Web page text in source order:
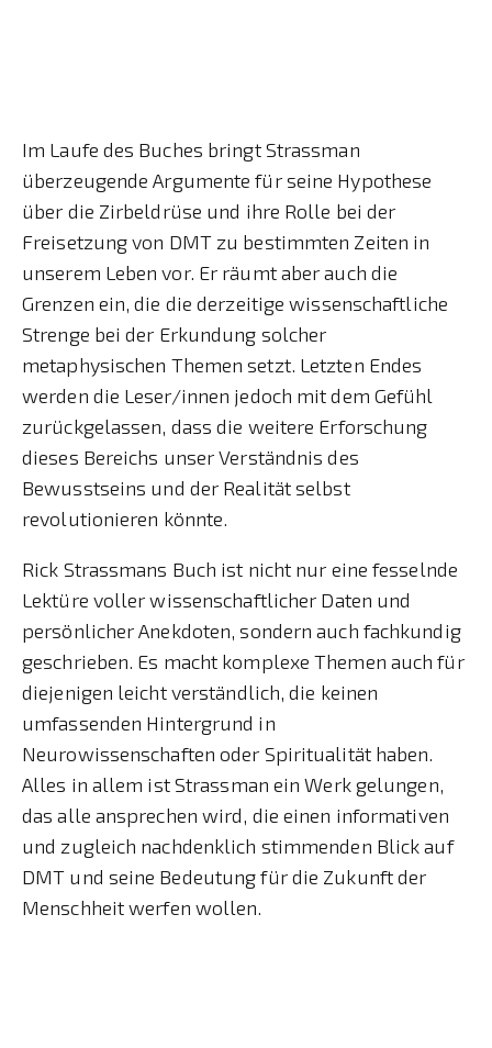
Im Laufe des Buches bringt Strassman
überzeugende Argumente für seine Hypothese
über die Zirbeldrüse und ihre Rolle bei der
Freisetzung von DMT zu bestimmten Zeiten in
unserem Leben vor. Er räumt aber auch die
Grenzen ein, die die derzeitige wissenschaftliche
Strenge bei der Erkundung solcher
metaphysischen Themen setzt. Letzten Endes
werden die Leser/innen jedoch mit dem Gefühl
zurückgelassen, dass die weitere Erforschung
dieses Bereichs unser Verständnis des
Bewusstseins und der Realität selbst
revolutionieren könnte.
Rick Strassmans Buch ist nicht nur eine fesselnde
Lektüre voller wissenschaftlicher Daten und
persönlicher Anekdoten, sondern auch fachkundig
geschrieben. Es macht komplexe Themen auch für
diejenigen leicht verständlich, die keinen
umfassenden Hintergrund in
Neurowissenschaften oder Spiritualität haben.
Alles in allem ist Strassman ein Werk gelungen,
das alle ansprechen wird, die einen informativen
und zugleich nachdenklich stimmenden Blick auf
DMT und seine Bedeutung für die Zukunft der
Menschheit werfen wollen.